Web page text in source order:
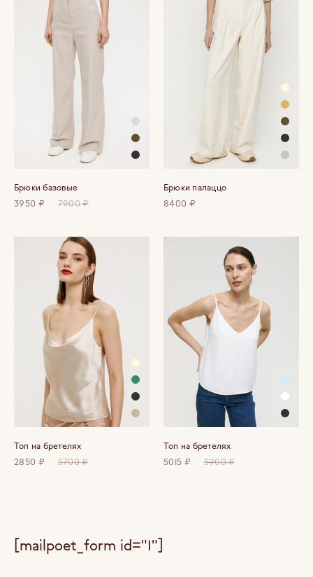
Брюки базовые
3950 ₽
7900 ₽
Брюки палаццо
8400 ₽
Топ на бретелях
2850 ₽
5700 ₽
Топ на бретелях
5015 ₽
5900 ₽
[mailpoet_form id="1"]